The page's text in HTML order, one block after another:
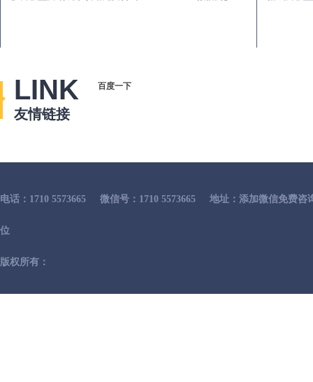
LINK
友情链接
百度一下
电话：1710 5573665 微信号：1710 5573665 地址：添加微信免费咨
位
版权所有：